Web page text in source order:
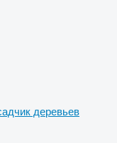
деревьев